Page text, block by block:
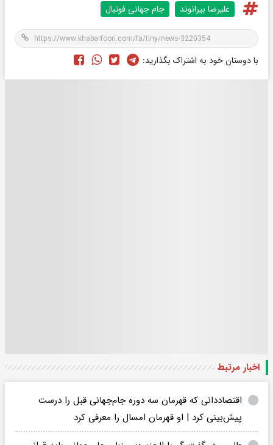
علیرضا بیرانوند جام جهانی فوتبال
با دوستان خود به اشتراک بگذارید:
اخبار مرتبط
اقتصاددانی که قهرمان سه دوره جام‌جهانی قبل را درست
پیش‌بینی کرد | او قهرمان امسال را معرفی کرد